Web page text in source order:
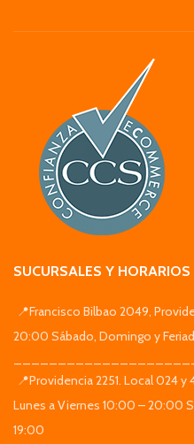
SUCURSALES Y HORARIOS
📍Francisco Bilbao 2049,
20:00 Sábado, Domingo y
📍Providencia 2251. Local 024 y
Lunes a Viernes 10:00 – 20:00
19:00